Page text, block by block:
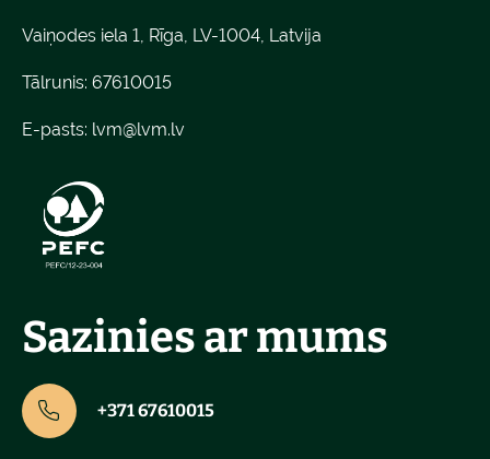
Vaiņodes iela 1, Rīga, LV-1004, Latvija
Tālrunis: 67610015
E-pasts: lvm@lvm.lv
Sazinies ar mums
+371 67610015